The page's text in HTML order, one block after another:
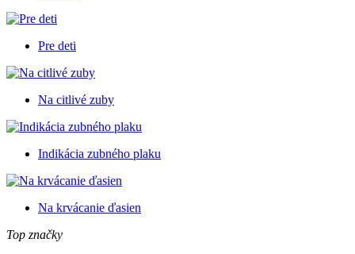
Pre deti
Na citlivé zuby
Indikácia zubného plaku
Na krvácanie ďasien
Top značky